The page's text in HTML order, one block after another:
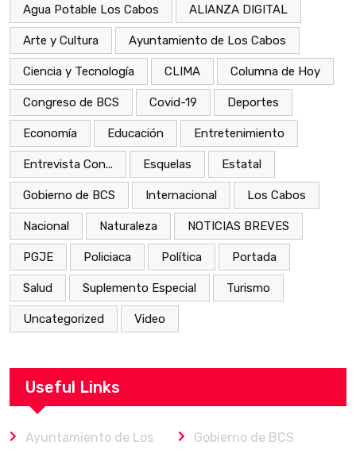
Agua Potable Los Cabos ALIANZA DIGITAL
Arte y Cultura Ayuntamiento de Los Cabos
Ciencia y Tecnología CLIMA Columna de Hoy
Congreso de BCS Covid-19 Deportes
Economía Educación Entretenimiento
Entrevista Con... Esquelas Estatal
Gobierno de BCS Internacional Los Cabos
Nacional Naturaleza NOTICIAS BREVES
PGJE Policiaca Política Portada
Salud Suplemento Especial Turismo
Uncategorized Video
Useful Links
Ayuntamiento de Los
Gobierno de BCS